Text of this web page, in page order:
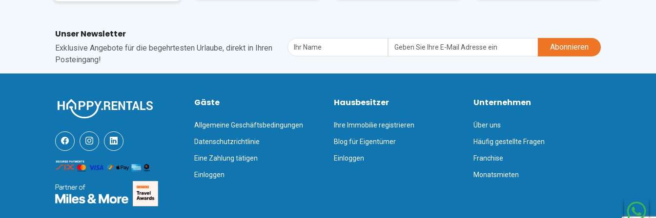
Leider sind Haustiere in dieser Unterkunft nicht gestattet.
Unser Newsletter
Exklusive Angebote für die begehrtesten Urlaube, direkt in Ihren
Posteingang!
Abonnieren
Gäste
Allgemeine Geschäftsbedingungen
Datenschutzrichtlinie
Eine Zahlung tätigen
Einloggen
Hausbesitzer
Ihre Immobilie registrieren
Blog für Eigentümer
Einloggen
Unternehmen
Über uns
Häufig gestellte Fragen
Franchise
Monatsmieten